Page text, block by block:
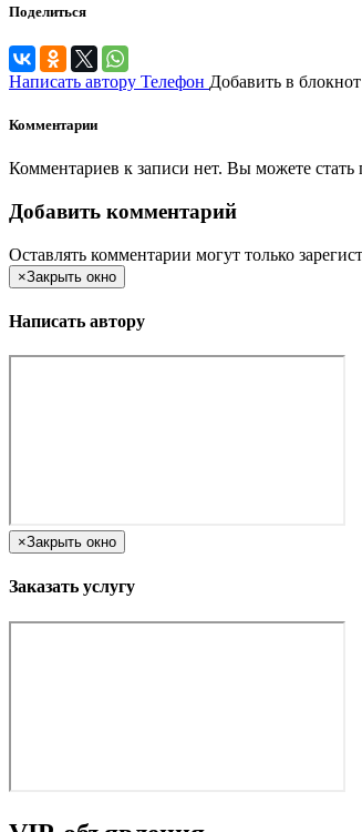
Поделиться
Написать автору Телефон Добавить в блокнот
Комментарии
Комментариев к записи нет. Вы можете
Добавить комментарий
Оставлять комментарии могут только
×Закрыть окно
Написать автору
×Закрыть окно
Заказать услугу